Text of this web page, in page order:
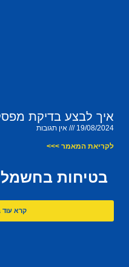
איך לבצע בדיקת
19/08/2024 אין תגובות
לקריאת המאמר >>>
בטיחות בחשמל
קרא עוד